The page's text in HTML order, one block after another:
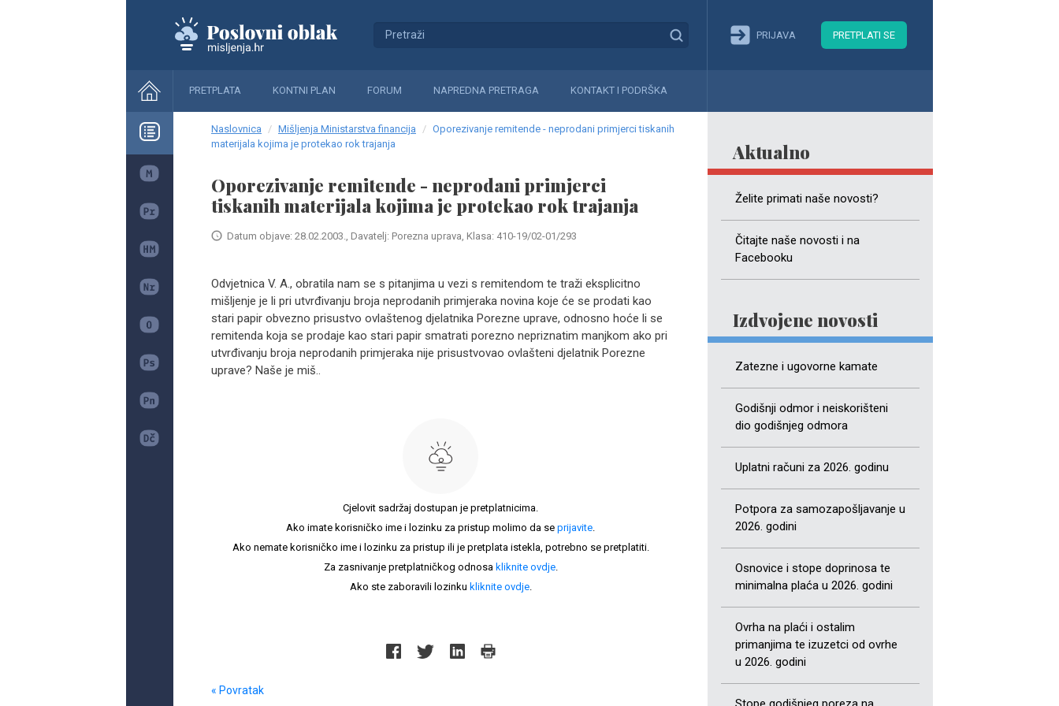
PRIJAVA PRETPLATI SE
PRETPLATA KONTNI PLAN FORUM NAPREDNA PRETRAGA KONTAKT I PODRŠKA
Aktualno
Želite primati naše novosti?
Čitajte naše novosti i na
Facebooku
Izdvojene novosti
Zatezne i ugovorne kamate
Godišnji odmor i neiskorišteni
dio godišnjeg odmora
Uplatni računi za 2026. godinu
Potpora za samozapošljavanje u
2026. godini
Osnovice i stope doprinosa te
minimalna plaća u 2026. godini
Ovrha na plaći i ostalim
primanjima te izuzetci od ovrhe
u 2026. godini
Naslovnica Mišljenja Ministarstva financija
Oporezivanje remitende - neprodani primjerci tiskanih
materijala kojima je protekao rok trajanja
Oporezivanje remitende - neprodani primjerci
tiskanih materijala kojima je protekao rok trajanja
Datum objave: 28.02.2003., Davatelj: Porezna uprava, Klasa: 410-19/02-01/293
Odvjetnica V. A., obratila nam se s pitanjima u vezi s remitendom te traži eksplicitno
mišljenje je li pri utvrđivanju broja neprodanih primjeraka novina koje će se prodati kao
stari papir obvezno prisustvo ovlaštenog djelatnika Porezne uprave, odnosno hoće li se
remitenda koja se prodaje kao stari papir smatrati porezno nepriznatim manjkom ako pri
utvrđivanju broja neprodanih primjeraka nije prisustvovao ovlašteni djelatnik Porezne
uprave? Naše je miš..
Cjelovit sadržaj dostupan je pretplatnicima.
Ako imate korisničko ime i lozinku za pristup molimo da se prijavite.
Ako nemate korisničko ime i lozinku za pristup ili je pretplata istekla, potrebno se pretplatiti.
Za zasnivanje pretplatničkog odnosa kliknite ovdje.
Ako ste zaboravili lozinku kliknite ovdje.
« Povratak